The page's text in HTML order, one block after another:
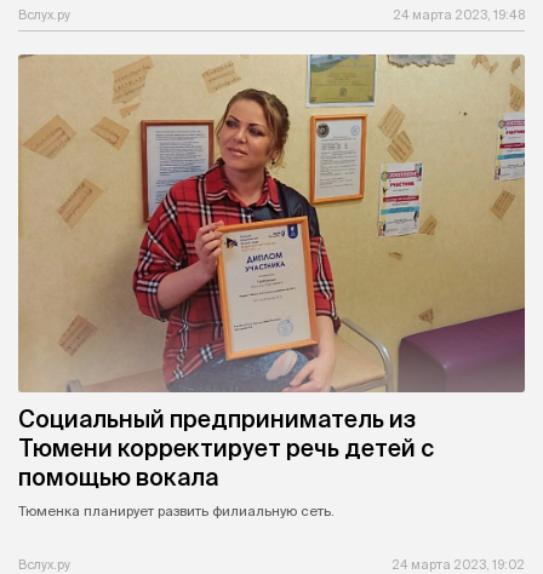
Вслух.ру 24 марта 2023, 19:48
Социальный предприниматель из
Тюмени корректирует речь детей с
помощью вокала
Тюменка планирует развить филиальную сеть.
Вслух.ру 24 марта 2023, 19:02